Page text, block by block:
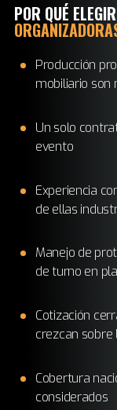
POR QUÉ
Producción
mobiliario son
Un solo
evento
Experiencia
de ellas
Manejo de
de turno en
Cotización
crezcan
Cobertura
considerados